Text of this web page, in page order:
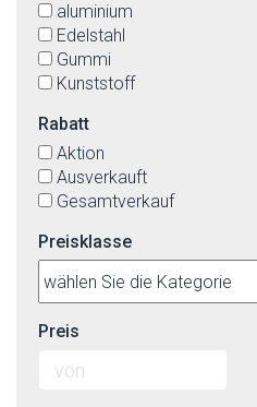
aluminium
Edelstahl
Gummi
Kunststoff
Rabatt
Aktion
Ausverkauft
Gesamtverkauf
Preisklasse
Preis